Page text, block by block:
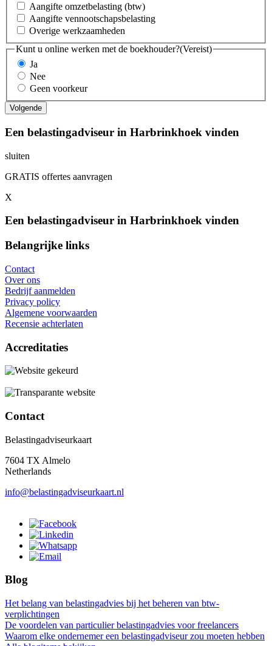
Aangifte omzetbelasting (btw)
Aangifte vennootschapsbelasting
Overige werkzaamheden
Kunt u online werken met de boekhouder?(Vereist)
Ja
Nee
Geen voorkeur
Een belastingadviseur in Harbrinkhoek vinden
sluiten
GRATIS offertes aanvragen
X
Een belastingadviseur in Harbrinkhoek vinden
Belangrijke links
Contact
Over ons
Bedrijf aanmelden
Privacy policy
Algemene voorwaarden
Recensie achterlaten
Accreditaties
Contact
Belastingadviseurkaart
7604 TX Almelo
Netherlands
info@belastingadviseurkaart.nl
Blog
Het belang van belastingadvies bij het beheren van btw-
verplichtingen
De voordelen van particulier belastingadvies voor freelancers
Waarom elke ondernemer een belastingadviseur zou moeten hebben